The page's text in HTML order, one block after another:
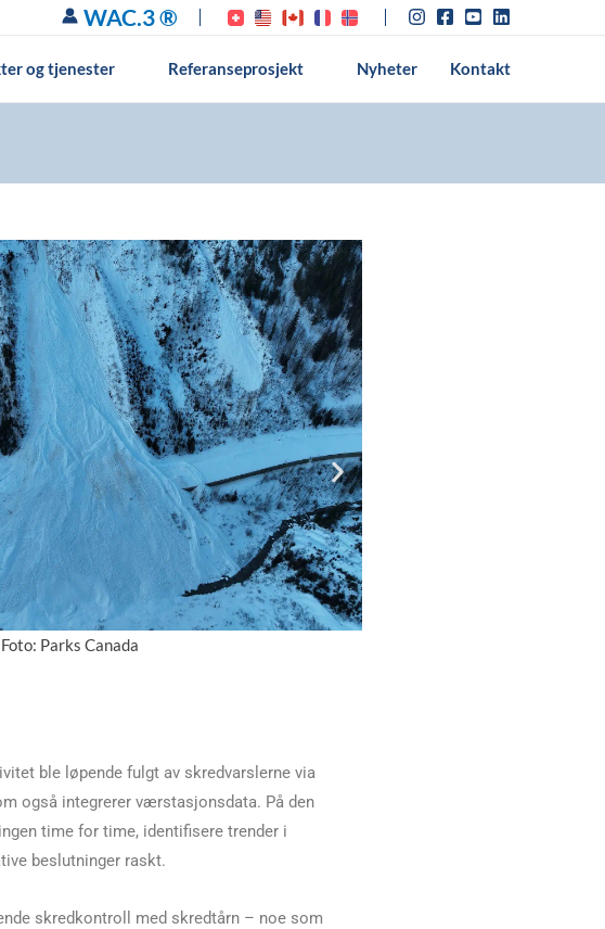
WAC.3 ®
og tjenester Referanseprosjekt Nyheter Kontakt
Foto: Parks Canada
ble løpende fulgt av skredvarslerne via
også integrerer værstasjonsdata. På den
time for time, identifisere trender i
beslutninger raskt.
skredkontroll med skredtårn – noe som